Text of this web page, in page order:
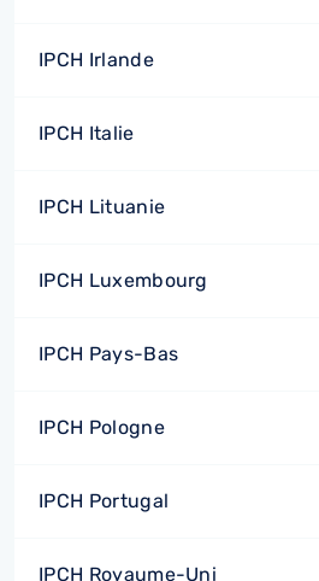
IPCH Irlande
IPCH Italie
IPCH Lituanie
IPCH Luxembourg
IPCH Pays-Bas
IPCH Pologne
IPCH Portugal
IPCH Royaume-Uni